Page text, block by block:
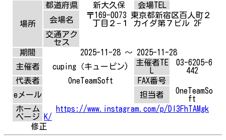
場所
都道府県 新大久保
会場TEL
会場名
〒169-0073 東京都新宿区百人町２
丁目２−１ カイダ第７ビル 2F
交通アク
セス
期間
2025-11-28 ～ 2025-11-28
主催者
cuping（キューピン)
主催者TE
03-6205-6
442
代表者
OneTeamSoft
FAX番号
eメール
担当者
OneTeamSo
ft
ホーム
ページ
https://www.instagram.com/p/DI3FhTAMgk
K/
修正